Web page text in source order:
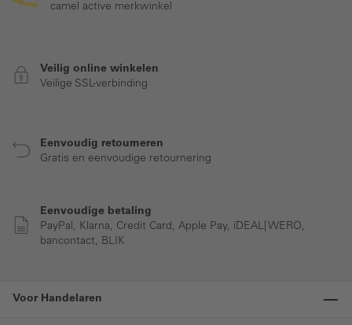
camel active merkwinkel
Veilig online winkelen
Veilige SSL-verbinding
Eenvoudig retourneren
Gratis en eenvoudige retournering
Eenvoudige betaling
PayPal, Klarna, Credit Card, Apple Pay, iDEAL| WERO,
bancontact, BLIK
Voor Handelaren